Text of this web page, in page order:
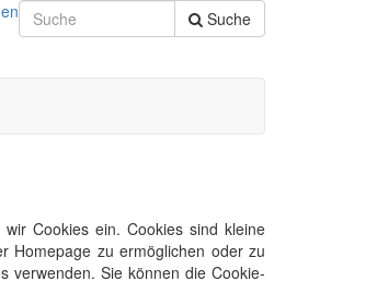
Suche
Cookies ein. Cookies sind kleine
Homepage zu ermöglichen oder zu
verwenden. Sie können die Cookie-